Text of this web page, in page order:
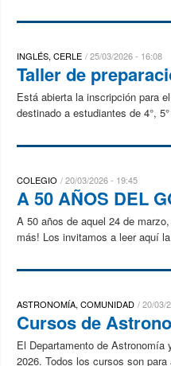
INGLÉS, CERLE 25/03/2026 - 16:08
Taller de
Está abierta la inscripción para
destinado a estudiantes de 4°,
COLEGIO 20/03/2026 - 19:45
A 50 AÑOS DEL
A 50 años de aquel 24 de
más! Los invitamos a leer aquí
ASTRONOMÍA, COMUNIDAD 20/03/
Cursos de
El Departamento de
2026. Todos los cursos son